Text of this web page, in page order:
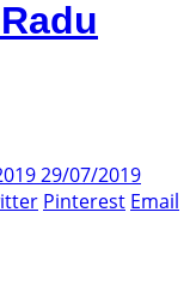
29/07/2019
Pinterest Email